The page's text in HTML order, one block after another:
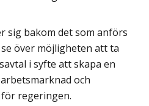
sig bakom det som anförs
över möjligheten att ta
i syfte att skapa en
och
regeringen.